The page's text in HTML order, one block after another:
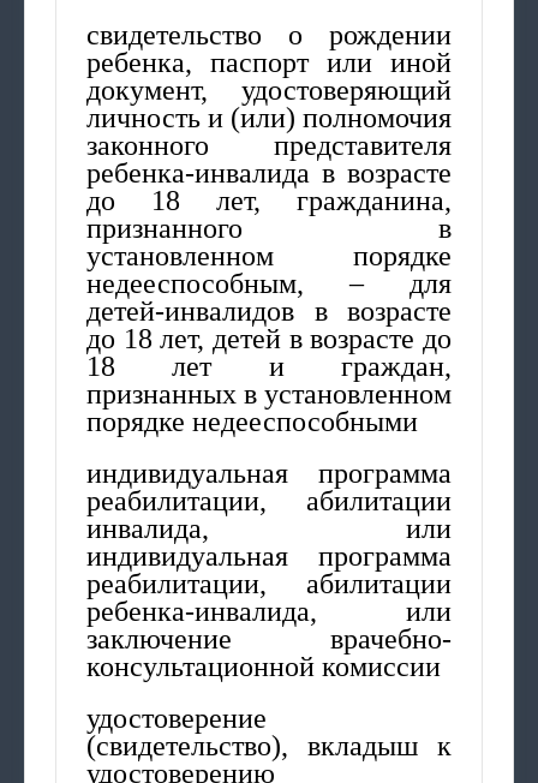
свидетельство о рождении
ребенка, паспорт или иной
документ, удостоверяющий
личность и (или) полномочия
законного представителя
ребенка-инвалида в возрасте
до 18 лет, гражданина,
признанного в
установленном порядке
недееспособным, – для
детей-инвалидов в возрасте
до 18 лет, детей в возрасте до
18 лет и граждан,
признанных в установленном
порядке недееспособными
индивидуальная программа
реабилитации, абилитации
инвалида, или
индивидуальная программа
реабилитации, абилитации
ребенка-инвалида, или
заключение врачебно-
консультационной комиссии
удостоверение
(свидетельство), вкладыш к
удостоверению